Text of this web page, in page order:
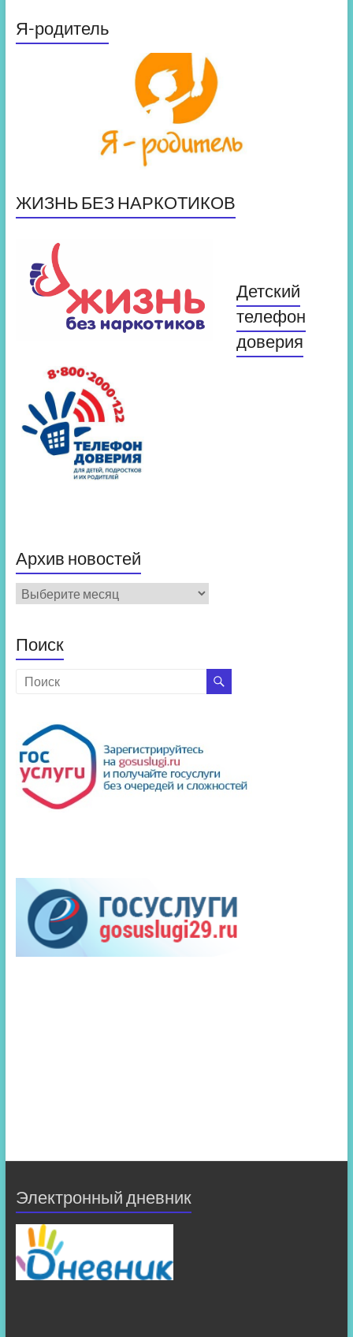
Я-родитель
ЖИЗНЬ БЕЗ НАРКОТИКОВ
Детский
телефон
доверия
Архив новостей
Архив
новостей
Поиск
Электронный дневник